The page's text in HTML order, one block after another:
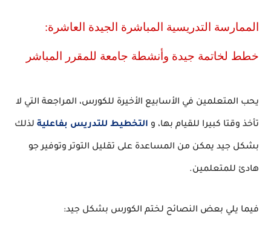
الممارسة التدريسية المباشرة الجيدة العاشرة:
خطط لخاتمة جيدة وأنشطة جامعة للمقرر المباشر
يحب المتعلمين في الأسابيع الأخيرة للكورس، المراجعة التي لا
تأخذ وقتا كبيرا للقيام بها، و التخطيط للتدريس بفاعلية لذلك
بشكل جيد يمكن من المساعدة على تقليل التوتر وتوفير جو
هادئ للمتعلمين.
فيما يلي بعض النصائح لختم الكورس بشكل جيد: